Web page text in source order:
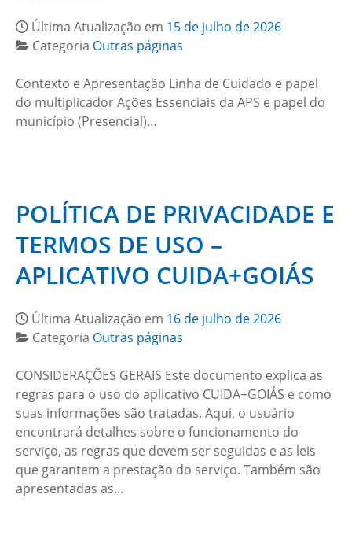
Última Atualização em 15 de julho de 2026
Categoria Outras páginas
Contexto e Apresentação Linha de Cuidado e papel
do multiplicador Ações Essenciais da APS e papel do
município (Presencial)…
POLÍTICA DE PRIVACIDADE E
TERMOS DE USO –
APLICATIVO CUIDA+GOIÁS
Última Atualização em 16 de julho de 2026
Categoria Outras páginas
CONSIDERAÇÕES GERAIS Este documento explica as
regras para o uso do aplicativo CUIDA+GOIÁS e como
suas informações são tratadas. Aqui, o usuário
encontrará detalhes sobre o funcionamento do
serviço, as regras que devem ser seguidas e as leis
que garantem a prestação do serviço. Também são
apresentadas as…